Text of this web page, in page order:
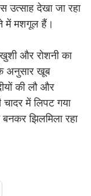
उत्साह देखा जा रहा
में मशगूल हैं।
और रोशनी का
के अनुसार खूब
की लौ और
चादर में लिपट गया
झिलमिला रहा